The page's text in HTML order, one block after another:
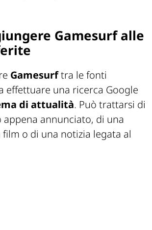
Gamesurf alle
Gamesurftra le fonti
effettuare una ricerca Google
di attualità. Può trattarsi di
appena annunciato, di una
film o di una notizia legata al